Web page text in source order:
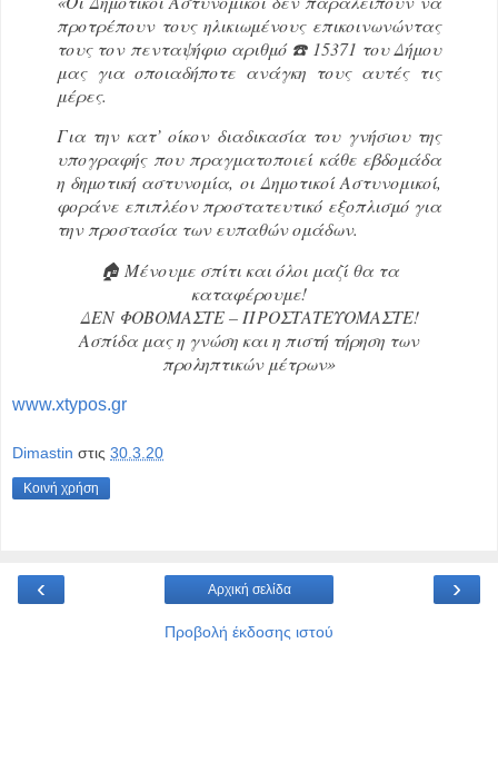
προτρέπουν τους ηλικιωμένους επικοινωνώντας
τους τον πενταψήφιο αριθμό ☎️ 15371 του Δήμου
μας για οποιαδήποτε ανάγκη τους αυτές τις
μέρες.
Για την κατ’ οίκον διαδικασία του γνήσιου της
υπογραφής που πραγματοποιεί κάθε εβδομάδα
η δημοτική αστυνομία, οι Δημοτικοί Αστυνομικοί,
φοράνε επιπλέον προστατευτικό εξοπλισμό για
την προστασία των ευπαθών ομάδων.
🏠 Μένουμε σπίτι και όλοι μαζί θα τα
καταφέρουμε!
ΔΕΝ ΦΟΒΟΜΑΣΤΕ – ΠΡΟΣΤΑΤΕΥΟΜΑΣΤΕ!
Ασπίδα μας η γνώση και η πιστή τήρηση των
προληπτικών μέτρων»
www.xtypos.gr
Dimastin στις 30.3.20
Κοινή χρήση
‹ ›
Αρχική σελίδα
Προβολή έκδοσης ιστού